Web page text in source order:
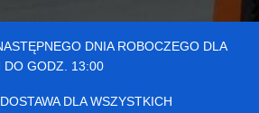
DNIA ROBOCZEGO DLA
DO GODZ. 13:00
DLA WSZYSTKICH